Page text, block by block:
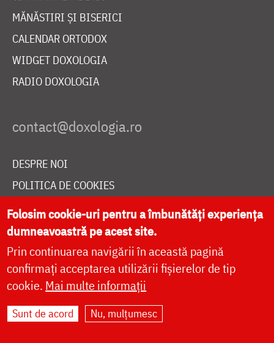
MĂNĂSTIRI ȘI BISERICI
CALENDAR ORTODOX
WIDGET DOXOLOGIA
RADIO DOXOLOGIA
DESPRE NOI
POLITICA DE COOKIES
DONEAZĂ ONLINE PENTRU CATEDRALA NAȚIONALĂ
LIVE
Site dezvoltat deDOXOLOGIA MEDIA
Arhiepiscopia Iașilor | ©
Folosim cookie-uri pentru a îmbunătăți experiența
dumneavoastră pe acest site.
Prin continuarea navigării în această pagină
confirmați acceptarea utilizării fișierelor de tip
cookie. Mai multe informații
Sunt de acord Nu, mulțumesc